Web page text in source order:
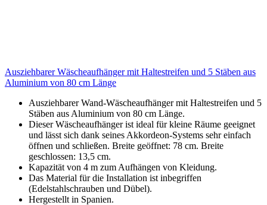
Ausziehbarer Wäscheaufhänger mit Haltestreifen und 5 Stäben aus
Aluminium von 80 cm Länge
Ausziehbarer Wand-Wäscheaufhänger mit Haltestreifen und 5
Stäben aus Aluminium von 80 cm Länge.
Dieser Wäscheaufhänger ist ideal für kleine Räume geeignet
und lässt sich dank seines Akkordeon-Systems sehr einfach
öffnen und schließen. Breite geöffnet: 78 cm. Breite
geschlossen: 13,5 cm.
Kapazität von 4 m zum Aufhängen von Kleidung.
Das Material für die Installation ist inbegriffen
(Edelstahlschrauben und Dübel).
Hergestellt in Spanien.